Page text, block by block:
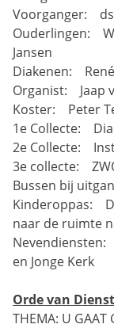
Voorganger:
Ouderlingen:
Jansen
Diakenen: René
Organist: Jaap
Koster: Peter
1e Collecte:
2e Collecte:
3e collecte:
Bussen bij
Kinderoppas:
naar de ruimte
en Jonge Kerk
Orde van Dienst
THEMA: U GAAT